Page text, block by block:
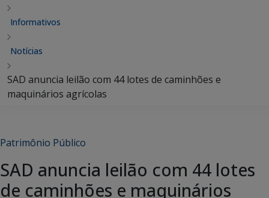
Informativos
Notícias
SAD anuncia leilão com 44 lotes de caminhões e
maquinários agrícolas
Patrimônio Público
SAD anuncia leilão com 44 lotes
de caminhões e maquinários